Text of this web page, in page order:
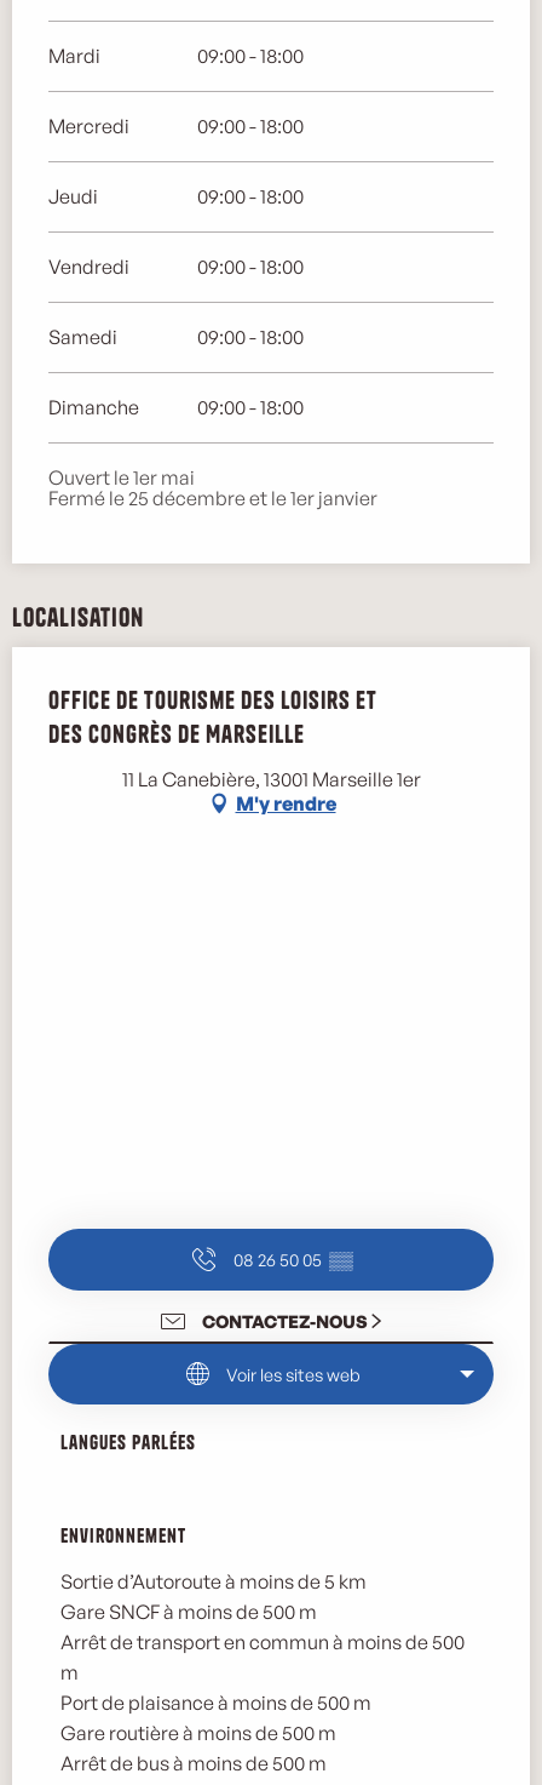
Mardi 09:00 - 18:00
Mercredi 09:00 - 18:00
Jeudi 09:00 - 18:00
Vendredi 09:00 - 18:00
Samedi 09:00 - 18:00
Dimanche 09:00 - 18:00
Ouvert le 1er mai
Fermé le 25 décembre et le 1er janvier
Localisation
Office de Tourisme des Loisirs et
des Congrès de Marseille
11 La Canebière, 13001 Marseille 1er
M'y rendre
08 26 50 05 ▒▒
CONTACTEZ-NOUS
Voir les sites web
Langues parlées
Langues parlées
Environnement
Environnement
Sortie d’Autoroute à moins de 5 km
Gare SNCF à moins de 500 m
Arrêt de transport en commun à moins de 500
m
Port de plaisance à moins de 500 m
Gare routière à moins de 500 m
Arrêt de bus à moins de 500 m